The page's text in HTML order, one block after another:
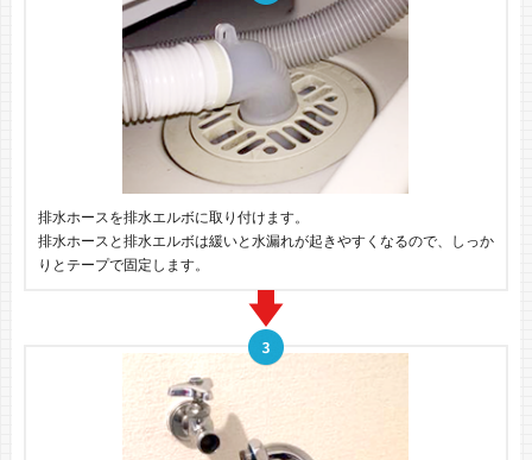
排水ホースを排水エルボに取り付けます。
排水ホースと排水エルボは緩いと水漏れが起きやすくなるので、しっか
りとテープで固定します。